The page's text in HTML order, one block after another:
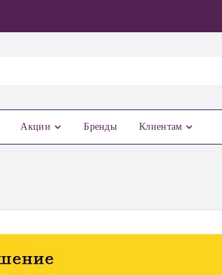
Акции Бренды Клиентам